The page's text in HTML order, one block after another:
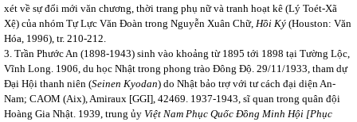
xét về sự đổi mới văn chương, thời trang phụ nữ và tranh hoạt kê (Lý Toét-Xã
Xệ) của nhóm Tự Lực Văn Đoàn trong Nguyễn Xuân Chữ, Hồi Ký (Houston: Văn
Hóa, 1996), tr. 210-212.
3. Trần Phước An (1898-1943) sinh vào khoảng từ 1895 tới 1898 tại Tường Lộc,
Vĩnh Long. 1906, du học Nhật trong phong trào Đông Độ. 29/11/1933, tham dự
Đại Hội thanh niên (Seinen Kyodan) do Nhật bảo trợ với tư cách đại diện An-
Nam; CAOM (Aix), Amiraux [GGI], 42469. 1937-1943, sĩ quan trong quân đội
Hoàng Gia Nhật. 1939, trung ủy Việt Nam Phục Quốc Đồng Minh Hội [Phục